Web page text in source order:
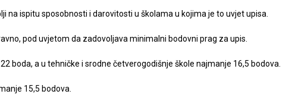
na ispitu sposobnosti i darovitosti u školama u kojima je to uvjet upisa.
pod uvjetom da zadovoljava minimalni bodovni prag za upis.
boda, a u tehničke i srodne četverogodišnje škole najmanje 16,5 bodova.
15,5 bodova.